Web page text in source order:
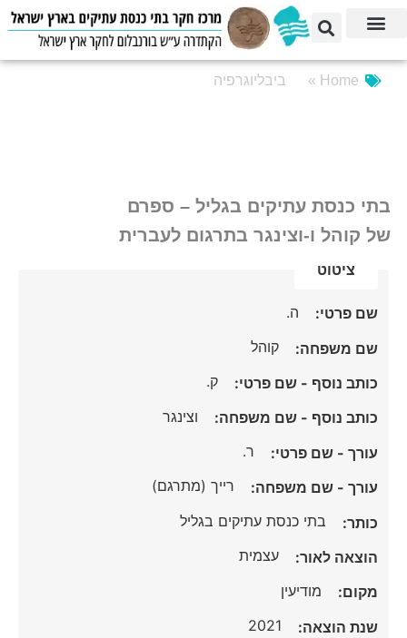
Home » ביבליוגרפיה
בתי כנסת עתיקים בגליל – ספרם
של קוהל ו-וצינגר בתרגום לעברית
ציטוט
שם פרטי: ה.
שם משפחה: קוהל
כותב נוסף - שם פרטי: ק.
כותב נוסף - שם משפחה: וצינגר
עורך - שם פרטי: ר.
עורך - שם משפחה: רייך (מתרגם)
כותר: בתי כנסת עתיקים בגליל
הוצאה לאור: עצמית
מקום: מודיעין
שנת הוצאה: 2021